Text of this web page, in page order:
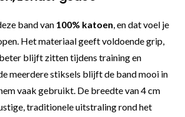
band van 100% katoen, en dat voel je
Het materiaal geeft voldoende grip,
blijft zitten tijdens training en
meerdere stiksels blijft de band mooi in
vaak gebruikt. De breedte van 4 cm
traditionele uitstraling rond het